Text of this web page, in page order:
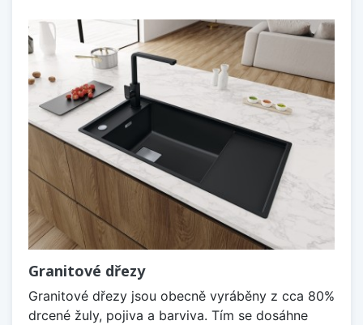
Granitové dřezy
Granitové dřezy jsou obecně vyráběny z cca 80%
drcené žuly, pojiva a barviva. Tím se dosáhne